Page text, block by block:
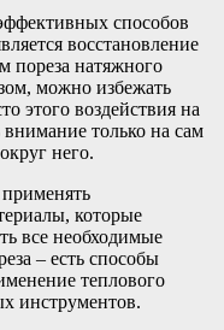
способов
восстановление
пореза натяжного
можно избежать
этого воздействия на
только на сам
него.
которые
все необходимые
– есть способы
теплового
инструментов.